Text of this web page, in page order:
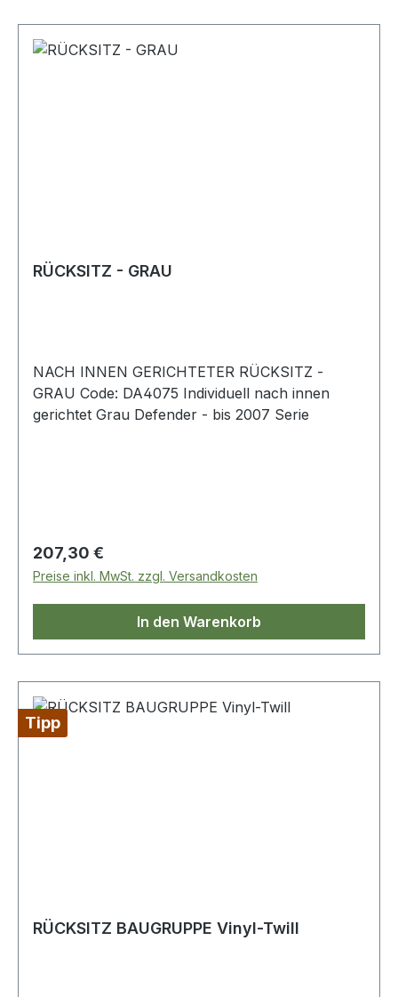
RÜCKSITZ - GRAU
NACH INNEN GERICHTETER RÜCKSITZ -
GRAU Code: DA4075 Individuell nach innen
gerichtet Grau Defender - bis 2007 Serie
Regulärer Preis:
207,30 €
Preise inkl. MwSt. zzgl. Versandkosten
In den Warenkorb
Tipp
RÜCKSITZ BAUGRUPPE Vinyl-Twill